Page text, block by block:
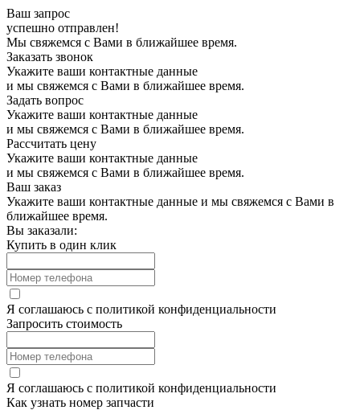
Ваш запрос
успешно отправлен!
Мы свяжемся с Вами в ближайшее время.
Заказать звонок
Укажите ваши контактные данные
и мы свяжемся с Вами в ближайшее время.
Задать вопрос
Укажите ваши контактные данные
и мы свяжемся с Вами в ближайшее время.
Рассчитать цену
Укажите ваши контактные данные
и мы свяжемся с Вами в ближайшее время.
Ваш заказ
Укажите ваши контактные данные и мы свяжемся с Вами в
ближайшее время.
Вы заказали:
Купить в один клик
Я соглашаюсь с политикой конфиденциальности
Запросить стоимость
Я соглашаюсь с политикой конфиденциальности
Как узнать номер запчасти